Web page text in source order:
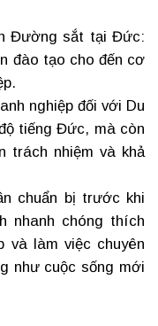
Đường sắt tại Đức:
đào tạo cho đến cơ
nghiệp đối với Du
tiếng Đức, mà còn
trách nhiệm và khả
chuẩn bị trước khi
nhanh chóng thích
và làm việc chuyên
như cuộc sống mới